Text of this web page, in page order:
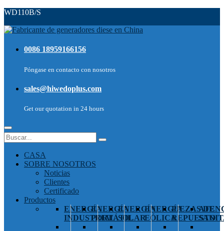
WD110B/S
0086 18959166156
Póngase en contacto con nosotros
sales@hiwedoplus.com
Get our quotation in 24 hours
CASA
SOBRE NOSOTROS
Noticias
Clientes
Certificado
Productos
ENERGÍA
INDUSTRIAL
ENERGÍA
PORTÁTIL
ENERGÍA
SOLAR
ENERGÍA
EÓLICA
PIEZAS DE
REPUESTO